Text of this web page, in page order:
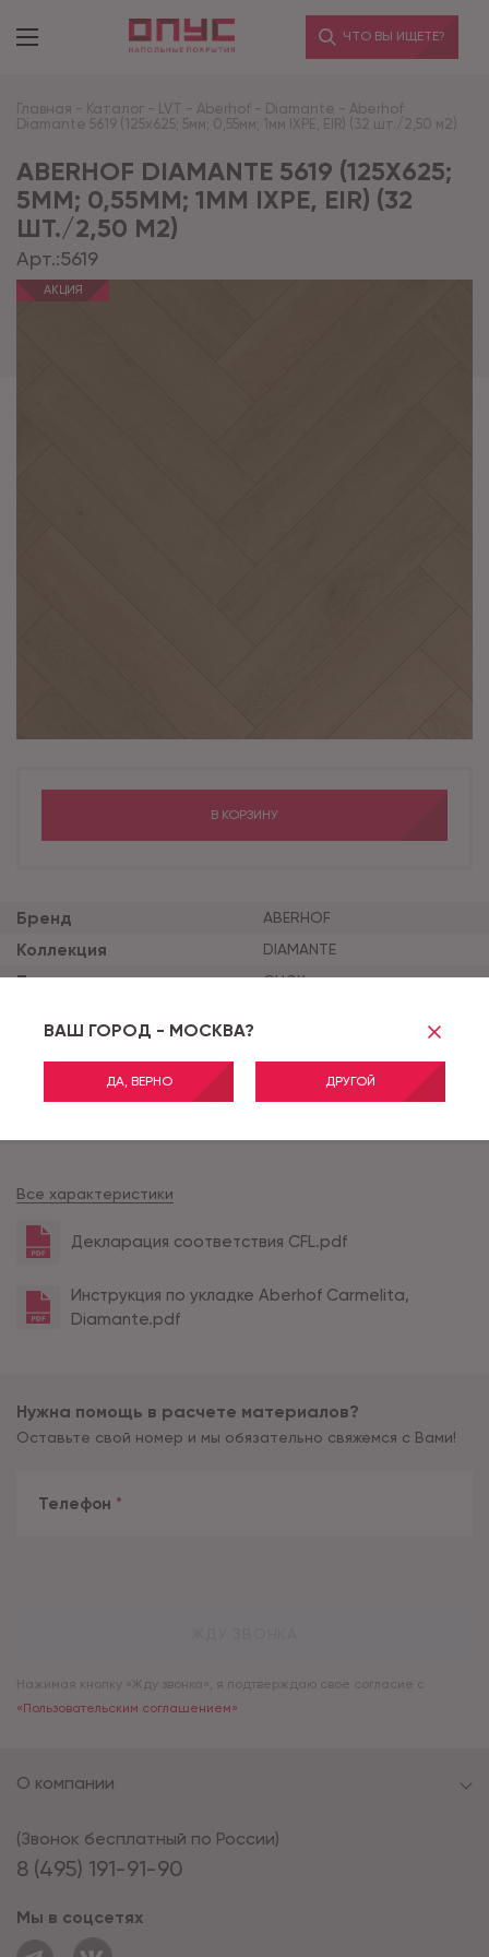
ВАШ ГОРОД - МОСКВА?
ДА, ВЕРНО ДРУГОЙ
ЧТО ВЫ ИЩЕТЕ?
Главная - Каталог - LVT - Aberhof - Diamante - Aberhof
Diamante 5619 (125x625; 5мм; 0,55мм; 1мм IXPE, EIR) (32 шт./2,50 м2)
ABERHOF DIAMANTE 5619 (125X625;
5ММ; 0,55ММ; 1ММ IXPE, EIR) (32
ШТ./2,50 М2)
Арт.:5619
АКЦИЯ
Бренд ABERHOF
Коллекция DIAMANTE
Тип соединения CLICK
Толщина защитного сло
я (мм)
Тиснение
Все характеристики
Декларация соответствия CFL.pdf
Инструкция по укладке Aberhof Carmelita,
Diamante.pdf
В КОРЗИНУ
Нужна помощь в расчете материалов?
Оставьте свой номер и мы обязательно свяжемся с Вами!
Телефон *
Нажимая кнопку «Жду звонка», я подтверждаю свое согласие с
«Пользовательским соглашением»
8 (495) 191-91-90
(Звонок бесплатный по России)
Мы в соцсетях
О компании